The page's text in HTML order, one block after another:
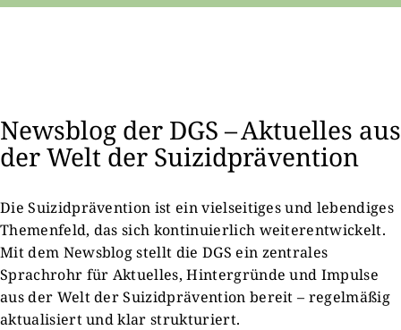
Newsblog der DGS – Aktuelles aus
der Welt der Suizidprävention
Die Suizidprävention ist ein vielseitiges und lebendiges
Themenfeld, das sich kontinuierlich weiterentwickelt.
Mit dem Newsblog stellt die DGS ein zentrales
Sprachrohr für Aktuelles, Hintergründe und Impulse
aus der Welt der Suizidprävention bereit – regelmäßig
aktualisiert und klar strukturiert.